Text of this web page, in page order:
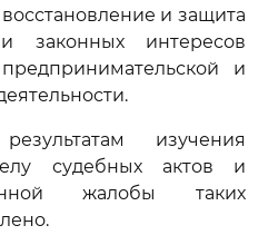
и защита
законных интересов
и
изучения
судебных актов и
жалобы таких